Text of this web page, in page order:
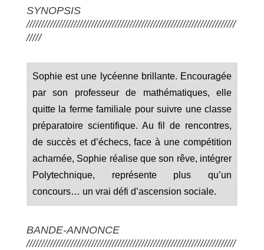
SYNOPSIS
///////////////////////////////////////////////////////////////////////
/////
Sophie est une lycéenne brillante. Encouragée
par son professeur de mathématiques, elle
quitte la ferme familiale pour suivre une classe
préparatoire scientifique. Au fil de rencontres,
de succès et d’échecs, face à une compétition
acharnée, Sophie réalise que son rêve, intégrer
Polytechnique, représente plus qu’un
concours… un vrai défi d’ascension sociale.
BANDE-ANNONCE
///////////////////////////////////////////////////////////////////////